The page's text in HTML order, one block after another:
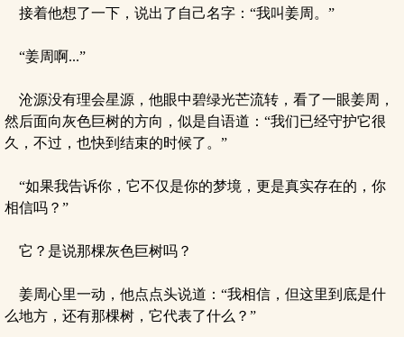
接着他想了一下，说出了自己名字：“我叫姜周。”
“姜周啊...”
沧源没有理会星源，他眼中碧绿光芒流转，看了一眼姜周，
然后面向灰色巨树的方向，似是自语道：“我们已经守护它很
久，不过，也快到结束的时候了。”
“如果我告诉你，它不仅是你的梦境，更是真实存在的，你
相信吗？”
它？是说那棵灰色巨树吗？
姜周心里一动，他点点头说道：“我相信，但这里到底是什
么地方，还有那棵树，它代表了什么？”